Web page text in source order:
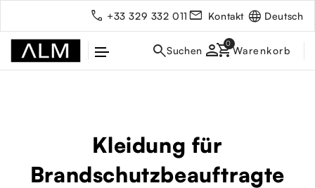
+33 329 332 011 Kontakt Deutsch
person
Kleidung für
Brandschutzbeauftragte